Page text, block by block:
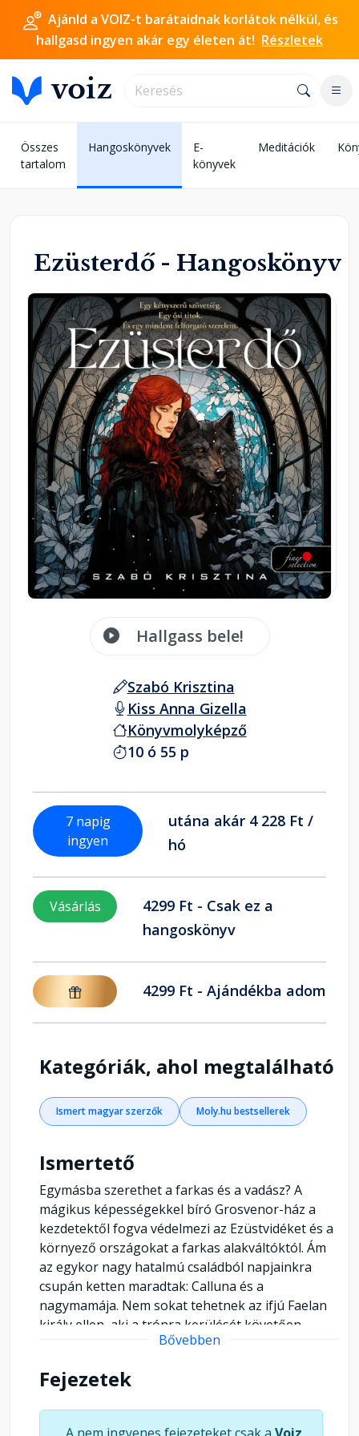
Ajánld a VOIZ-t barátaidnak korlátok nélkül, és
hallgasd ingyen akár egy életen át! Részletek
Összes
tartalom
Hangoskönyvek
E-
könyvek
Meditációk
Ezüsterdő - Hangoskönyv
Hallgass bele!
Szabó Krisztina
Kiss Anna Gizella
Könyvmolyképző
10 ó 55 p
7 napig
ingyen
utána akár 4 228 Ft /
hó
Vásárlás
4299 Ft - Csak ez a
hangoskönyv
4299 Ft - Ajándékba adom
Kategóriák, ahol megtalálható
Ismert magyar szerzők Moly.hu bestsellerek
Ismertető
Egymásba szerethet a farkas és a vadász? A
mágikus képességekkel bíró Grosvenor-ház a
kezdetektől fogva védelmezi az Ezüstvidéket és a
környező országokat a farkas alakváltóktól. Ám
az egykor nagy hatalmú családból napjainkra
csupán ketten maradtak: Calluna és a
nagymamája. Nem sokat tehetnek az ifjú Faelan
király ellen, aki a trónra kerülését követően
merész hódító hadjáratba kezdett. A farkasok
farkaskirály házassági szövetséget ajánl, Calluna
Bővebben
Fejezetek
A nem ingyenes fejezeteket csak a Voiz